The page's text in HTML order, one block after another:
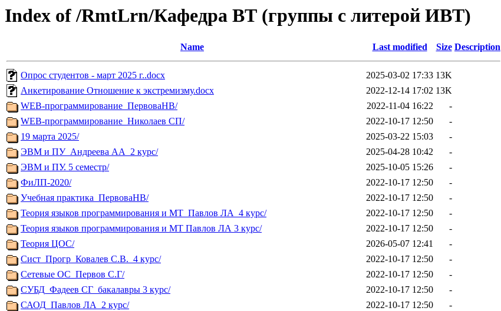
Index of /RmtLrn/Кафедра ВТ (группы с литерой ИВТ)
Name Last modified Size Description
Опрос студентов - март 2025 г..docx 2025-03-02 17:33 13K
Анкетирование Отношение к экстремизму.docx
2022-12-14 17:02 13K
WEB-программирование_ПервоваНВ/
2022-11-04 16:22
-
WEB-программирование_Николаев СП/
2022-10-17 12:50
-
19 марта 2025/
2025-03-22 15:03
-
ЭВМ и ПУ_Андреева АА_2 курс/
2025-04-28 10:42
-
ЭВМ и ПУ. 5 семестр/
2025-10-05 15:26
-
ФиЛП-2020/
2022-10-17 12:50
-
Учебная практика_ПервоваНВ/
2022-10-17 12:50
-
Теория языков программирования и МТ_Павлов ЛА_4 курс/
2022-10-17 12:50
-
Теория языков программирования и МТ Павлов ЛА 3 курс/
2022-10-17 12:50
-
Теория ЦОС/
2026-05-07 12:41
-
Сист_Прогр_Ковалев С.В._4 курс/
2022-10-17 12:50
-
Сетевые ОС_Первов С.Г/
2022-10-17 12:50
-
СУБД_Фадеев СГ_бакалавры 3 курс/
2022-10-17 12:50
-
САОД_Павлов ЛА_2 курс/
2022-10-17 12:50
-